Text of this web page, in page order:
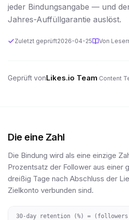
jeder Bindungsangabe — und
Jahres-Auffüllgarantie auslöst.
Zuletzt geprüft2026-04-25 Von
Geprüft vonLikes.io Team·Content
Die eine Zahl
Die Bindung wird als eine einzige
Prozentsatz der Follower aus einer
dreißig Tage nach Abschluss der
Zielkonto verbunden sind.
30-day retention (%) =